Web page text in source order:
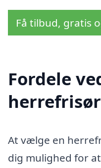
Få tilbud, gratis
Fordele
At vælge en
dig mulighed for